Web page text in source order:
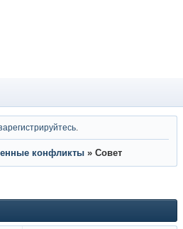
конфликты » Совет